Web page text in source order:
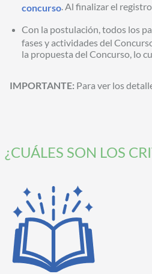
concurso. Al finalizar el
Con la postulación, todos los
fases y actividades del
la propuesta del Concurso, lo
IMPORTANTE: Para ver los
¿CUÁLES SON LOS